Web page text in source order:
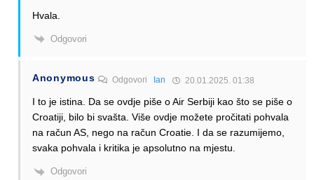
Hvala.
Odgovori
Anonymous Odgovori Ian 20.01.2025. 01:38
I to je istina. Da se ovdje piše o Air Serbiji kao što se piše o
Croatiji, bilo bi svašta. Više ovdje možete pročitati pohvala
na račun AS, nego na račun Croatie. I da se razumijemo,
svaka pohvala i kritika je apsolutno na mjestu.
Odgovori